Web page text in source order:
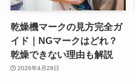
乾燥機マークの見方完全ガ
イド｜NGマークはどれ？
乾燥できない理由も解説
2026年4月28日